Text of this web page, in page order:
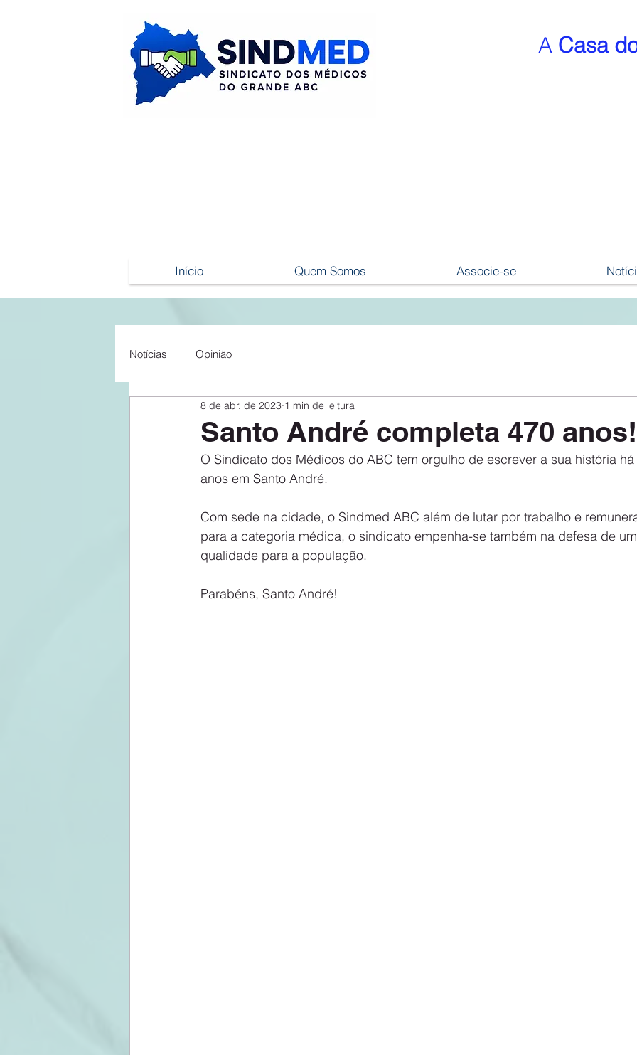
A Casa
Início Quem Somos Associe-se
Notícias Opinião
Santo André completa 470 anos!
8 de abr. de 2023 1 min de leitura
O Sindicato dos Médicos do ABC tem orgulho de escrever a sua história
anos em Santo André.
Com sede na cidade, o Sindmed ABC além de lutar por trabalho e
para a categoria médica, o sindicato empenha-se também na defesa de
qualidade para a população.
Parabéns, Santo André!